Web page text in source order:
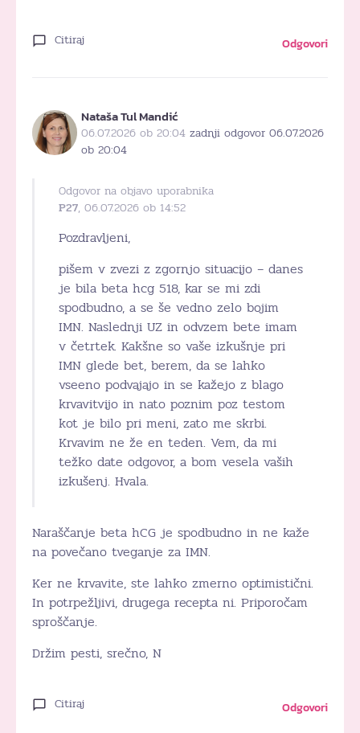
Citiraj Odgovori
Nataša Tul Mandić
06.07.2026 ob 20:04 zadnji odgovor 06.07.2026
ob 20:04
Odgovor na objavo uporabnika
P27, 06.07.2026 ob 14:52
Pozdravljeni,
pišem v zvezi z zgornjo situacijo – danes
je bila beta hcg 518, kar se mi zdi
spodbudno, a se še vedno zelo bojim
IMN. Naslednji UZ in odvzem bete imam
v četrtek. Kakšne so vaše izkušnje pri
IMN glede bet, berem, da se lahko
vseeno podvajajo in se kažejo z blago
krvavitvijo in nato poznim poz testom
kot je bilo pri meni, zato me skrbi.
Krvavim ne že en teden. Vem, da mi
težko date odgovor, a bom vesela vaših
izkušenj. Hvala.
Naraščanje beta hCG je spodbudno in ne kaže
na povečano tveganje za IMN.
Ker ne krvavite, ste lahko zmerno optimistični.
In potrpežljivi, drugega recepta ni. Priporočam
sproščanje.
Držim pesti, srečno, N
Citiraj Odgovori